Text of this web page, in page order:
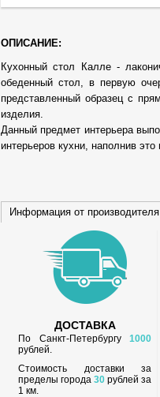
ОПИСАНИЕ:
Кухонный стол Калле -
обеденный стол, в первую
представленный образец с
изделия.
Данный предмет интерьера
интерьеров кухни, наполнив
Информация от производителя
ДОСТАВКА
По Санкт-Петербургу1000
рублей.
Стоимость доставки за
пределы города30 рублей за
1 км.